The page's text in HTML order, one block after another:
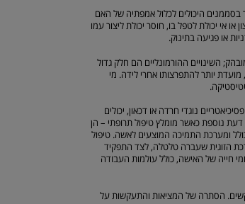
בסממנים היכולים לכלול אמפתיה של האם
אי יכולת לטפל בו, חוסר יכולת ליצור עמו
או פגיעה בתינוק.
השינויים ההורמונליים הם חלק גדול
יותר להתפרצותו אחרי לידה. מי
נוגדי חרדה או דכאון, יכולים
נוספת כאשר מומלץ טיפול תרופתי – הן
ומערכת התמיכה המוצעים לאשה. טיפול
הזוגית שעברה טלטלה, לצד התפקיד
חייה של האישה, כולל עולמות העבודה
הסתרה של המציאות והתעקשות על